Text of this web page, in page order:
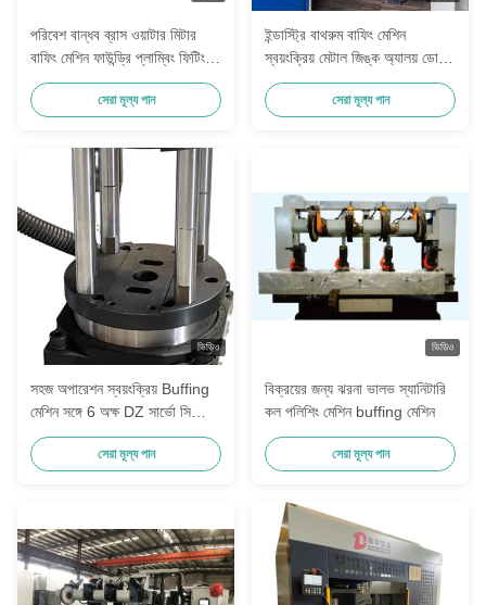
পরিবেশ বান্ধব ব্রাস ওয়াটার মিটার
বাফিং মেশিন ফাউন্ড্রি প্লাম্বিং ফিটিং
পলিশিং রোবট বিক্রয়ের জন্য
সেরা মূল্য পান
ইন্ডাস্ট্রি বাথরুম বাফিং মেশিন
স্বয়ংক্রিয় মেটাল জিঙ্ক অ্যালয় ডোর
হ্যান্ডেল পলিশিং ইকুইপমেন্ট ব্রাস
টিউবের জন্য
সেরা মূল্য পান
ভিডিও
সহজ অপারেশন স্বয়ংক্রিয় Buffing
মেশিন সঙ্গে 6 অক্ষ DZ সার্ভো সিস্টেম
নিয়ন্ত্রণ
সেরা মূল্য পান
ভিডিও
বিক্রয়ের জন্য ঝরনা ভালভ স্যানিটারি
কল পলিশিং মেশিন buffing মেশিন
সেরা মূল্য পান